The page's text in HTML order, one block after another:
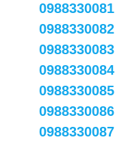
0988330081
0988330082
0988330083
0988330084
0988330085
0988330086
0988330087